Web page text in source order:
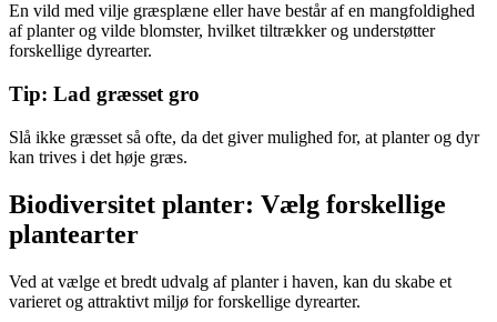
En vild med vilje græsplæne eller have består af en mangfoldighed
af planter og vilde blomster, hvilket tiltrækker og understøtter
forskellige dyrearter.
Tip: Lad græsset gro
Slå ikke græsset så ofte, da det giver mulighed for, at planter og dyr
kan trives i det høje græs.
Biodiversitet planter: Vælg forskellige
plantearter
Ved at vælge et bredt udvalg af planter i haven, kan du skabe et
varieret og attraktivt miljø for forskellige dyrearter.